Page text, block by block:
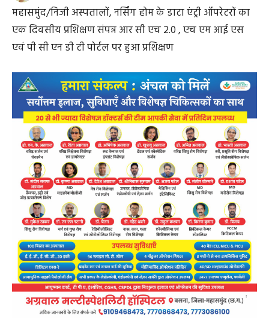
महासमुंद/निजी अस्पतालों, नर्सिंग होम के डाटा एंट्री ऑपरेटरों का
एक दिवसीय प्रशिक्षण संपन्न आर सी एच 2.0 , एच एम आई एस
एवं पी सी एन डी टी पोर्टल पर हुआ प्रशिक्षण